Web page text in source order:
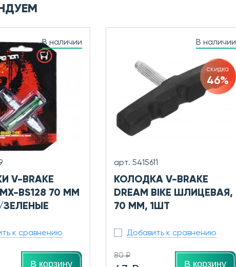
В наличии
V-BRAKE
MX-BS128 70 ММ
ЗЕЛЕНЫЕ
к сравнению
В корзину
В наличии
скидка
46%
арт. 5415611
КОЛОДКА V-BRAKE
DREAM BIKE ШЛИЦЕВАЯ,
70 ММ, 1ШТ
Добавить к сравнению
80 ₽
В корзину